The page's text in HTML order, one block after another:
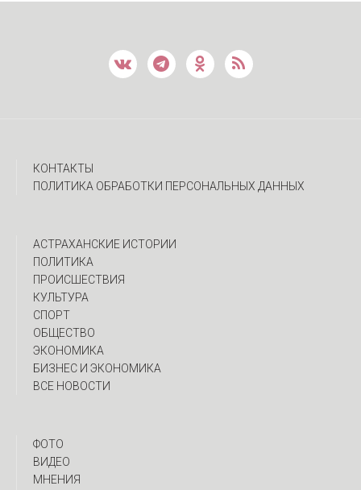
КОНТАКТЫ
ПОЛИТИКА ОБРАБОТКИ ПЕРСОНАЛЬНЫХ ДАННЫХ
АСТРАХАНСКИЕ ИСТОРИИ
ПОЛИТИКА
ПРОИСШЕСТВИЯ
КУЛЬТУРА
СПОРТ
ОБЩЕСТВО
ЭКОНОМИКА
БИЗНЕС И ЭКОНОМИКА
ВСЕ НОВОСТИ
ФОТО
ВИДЕО
МНЕНИЯ